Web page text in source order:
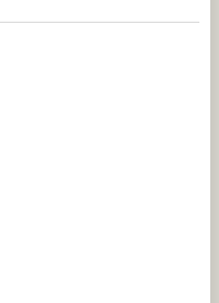
w
150 EUR
-